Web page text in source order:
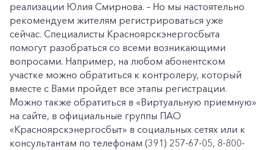
реализации Юлия Смирнова. – Но мы настоятельно
рекомендуем жителям регистрироваться уже
сейчас. Специалисты Красноярскэнергосбыта
помогут разобраться со всеми возникающими
вопросами. Например, на любом абонентском
участке можно обратиться к контролеру, который
вместе с Вами пройдет все этапы регистрации.
Можно также обратиться в «Виртуальную приемную»
на сайте, в официальные группы ПАО
«Красноярскэнергосбыт» в социальных сетях или к
консультантам по телефонам (391) 257-67-05, 8-800-